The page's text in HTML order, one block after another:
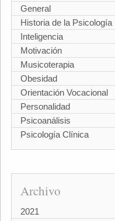
General
Historia de la Psicología
Inteligencia
Motivación
Musicoterapia
Obesidad
Orientación Vocacional
Personalidad
Psicoanálisis
Psicología Clínica
Archivo
2021